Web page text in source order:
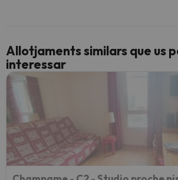
Allotjaments similars que us
interessar